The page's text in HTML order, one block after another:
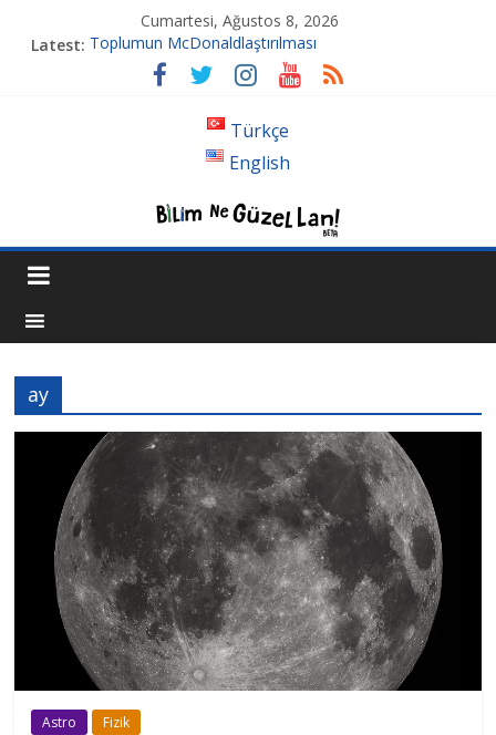
Cumartesi, Ağustos 8, 2026
Latest: Toplumun McDonaldlaştırılması
Tansiyon İlacı Derken Nerelere Geldik
Genetiği Değiştirilmiş Sivrisinekler Florida’da
Ahlakın Karanlık Yüzü: Şiddet ve Sosyopolitik İnançlar
Acı Kaybımız Pınar Boyraz
Türkçe
English
ay
Astro Fizik